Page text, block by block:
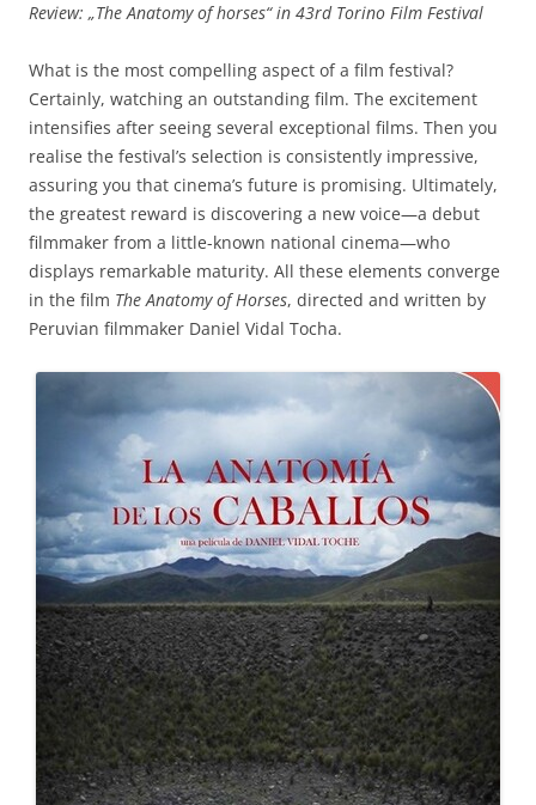
Review: „The Anatomy of horses“ in 43rd Torino Film Festival
What is the most compelling aspect of a film festival?
Certainly, watching an outstanding film. The excitement
intensifies after seeing several exceptional films. Then you
realise the festival’s selection is consistently impressive,
assuring you that cinema’s future is promising. Ultimately,
the greatest reward is discovering a new voice—a debut
filmmaker from a little-known national cinema—who
displays remarkable maturity. All these elements converge
in the film The Anatomy of Horses, directed and written by
Peruvian filmmaker Daniel Vidal Tocha.